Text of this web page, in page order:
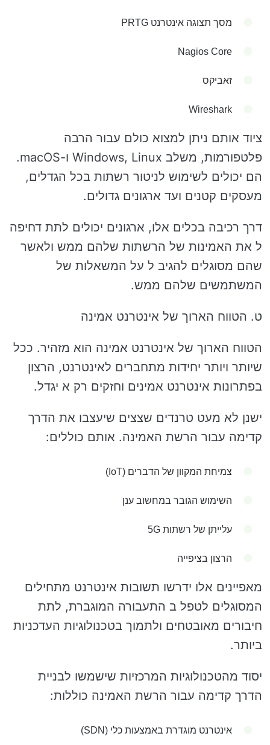
מסך תצוגה אינטרנט PRTG
Nagios Core
זאביקס
Wireshark
ציוד אותם ניתן למצוא כולם עבור הרבה
פלטפורמות, משלב Windows, Linux ו-macOS.
הם יכולים לשימוש לניטור רשתות בכל הגדלים,
מעסקים קטנים ועד ארגונים גדולים.
דרך רכיבה בכלים אלו, ארגונים יכולים לתת דחיפה
ל את האמינות של הרשתות שלהם ממש ולאשר
שהם מסוגלים להגיב ל על המשאלות של
המשתמשים שלהם ממש.
ט. הטווח הארוך של אינטרנט אמינה
הטווח הארוך של אינטרנט אמינה הוא מזהיר. ככל
שיותר ויותר יחידות מתחברים לאינטרנט, הרצון
בפתרונות אינטרנט אמינים וחזקים רק א יגדל.
ישנן לא מעט טרנדים שצצים שיעצבו את הדרך
קדימה עבור הרשת האמינה. אותם כוללים:
צמיחת המקוון של הדברים (IoT)
השימוש הגובר במחשוב ענן
עלייתן של רשתות 5G
הרצון בציפייה
מאפיינים אלו ידרשו תשובות אינטרנט מתחילים
המסוגלים לטפל ב התעבורה המוגברת, לתת
חיבורים מאובטחים ולתמוך בטכנולוגיות העדכניות
ביותר.
יסוד מהטכנולוגיות המרכזיות שישמשו לבניית
הדרך קדימה עבור הרשת האמינה כוללות:
אינטרנט מוגדרת באמצעות כלי (SDN)